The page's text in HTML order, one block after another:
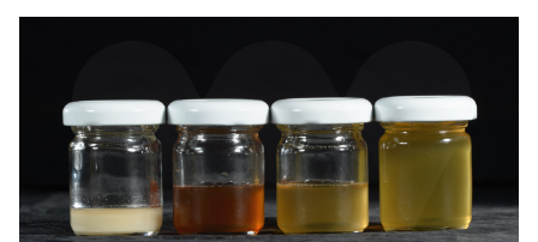
MECANISMO DE ATENCIÓN DE QUEJAS Y RECLAMOS
DONA